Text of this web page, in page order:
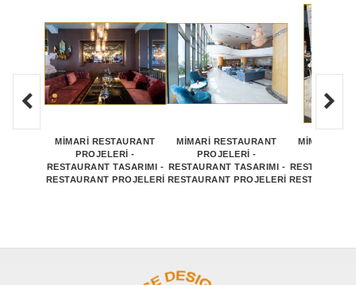
MİMARİ RESTAURANT
PROJELERİ -
RESTAURANT TASARIMI -
RESTAURANT PROJELERİ
MİMARİ RESTAURANT
PROJELERİ -
RESTAURANT TASARIMI -
RESTAURANT PROJELERİ
MİMARİ
RESTAURANT